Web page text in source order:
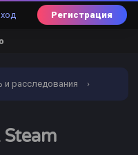
Регистрация
и расследования ›